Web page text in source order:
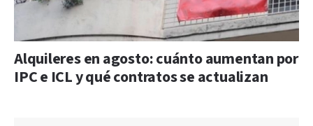
Alquileres en agosto: cuánto aumentan por
IPC e ICL y qué contratos se actualizan